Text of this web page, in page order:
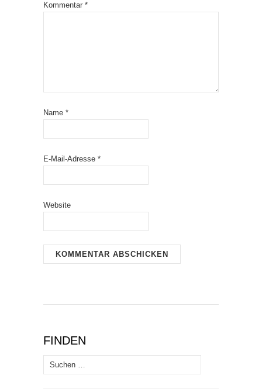
Kommentar *
Name *
E-Mail-Adresse *
Website
FINDEN
Suchen
nach: